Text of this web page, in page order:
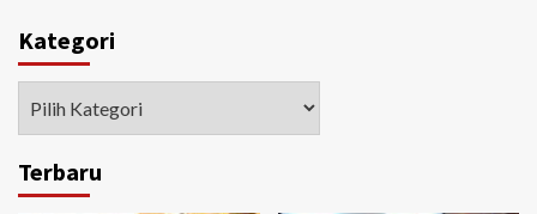
Kategori
Terbaru